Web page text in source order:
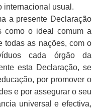
internacional usual.
a presente Declaração
como o ideal comum a
todas as nações, com o
cada órgão da
esta Declaração, se
por promover o
e por assegurar o seu
universal e efectiva,